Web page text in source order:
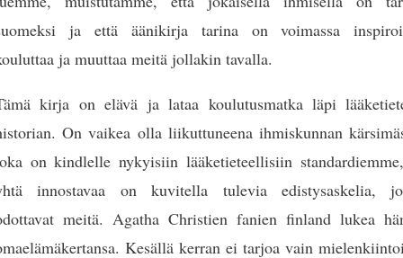
ja että äänikirja tarina on voimassa
ja muuttaa meitä jollakin tavalla.
kirja on elävä ja lataa koulutusmatka läpi
On vaikea olla liikuttuneena ihmiskunnan
on kindlelle nykyisiin lääketieteellisiin
innostavaa on kuvitella tulevia edistysaskelia,
meitä. Agatha Christien fanien finland lukea
Kesällä kerran ei tarjoa vain